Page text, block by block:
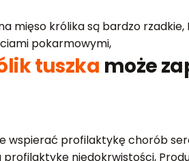
mięso królika są bardzo
pokarmowymi,
tuszka może
wspierać profilaktykę chorób
niedokrwistości,